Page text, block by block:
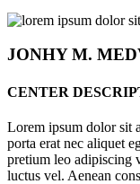
JONHYM.
CENTER
Lorem ipsum dolor sit
porta erat nec aliquet
pretium leo adipiscing
luctus vel. Aenean